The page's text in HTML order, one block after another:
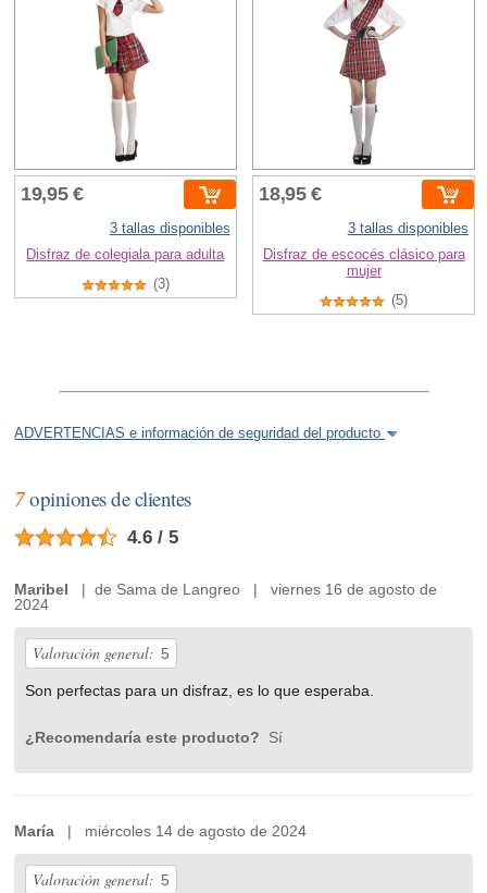
19,95 €
3 tallas disponibles
Disfraz de colegiala para adulta
(3)
18,95 €
3 tallas disponibles
Disfraz de escocés clásico para
mujer
(5)
ADVERTENCIAS e información de seguridad del producto
7opiniones de clientes
4.6 / 5
Maribel | de Sama de Langreo | viernes 16 de agosto de
2024
Valoración general: 5
Son perfectas para un disfraz, es lo que esperaba.
¿Recomendaría este producto? Sí
María | miércoles 14 de agosto de 2024
Valoración general: 5